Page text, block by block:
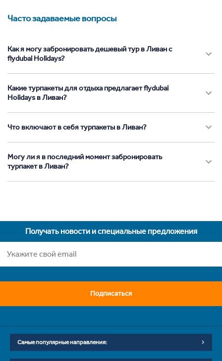
Часто задаваемые вопросы
Как я могу забронировать дешевый тур в Ливан с
flydubai Holidays?
Какие турпакеты для отдыха предлагает flydubai
Holidays в Ливан?
Что включают в себя турпакеты в Ливан?
Могу ли я в последний момент забронировать
турпакет в Ливан?
Получать новости и специальные предложения
Подписаться
Самые популярные направления: